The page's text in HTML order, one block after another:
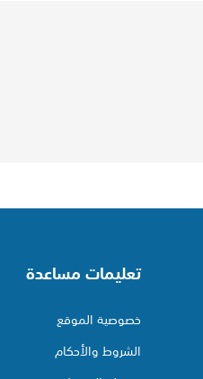
تعليمات مساعدة
خصوصية الموقع
الشروط والأحكام